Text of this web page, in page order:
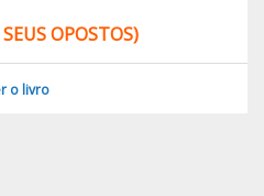
OPOSTOS)
o livro